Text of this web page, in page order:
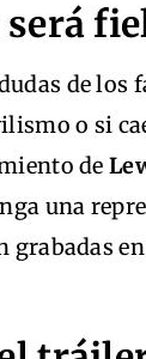
de los
o si
de
una
grabadas